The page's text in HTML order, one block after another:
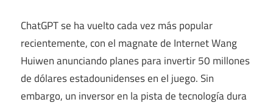
ChatGPT se ha vuelto cada vez más popular
recientemente, con el magnate de Internet Wang
Huiwen anunciando planes para invertir 50 millones
de dólares estadounidenses en el juego. Sin
embargo, un inversor en la pista de tecnología dura